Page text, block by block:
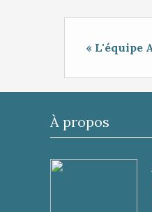
« L'équipe
À propos